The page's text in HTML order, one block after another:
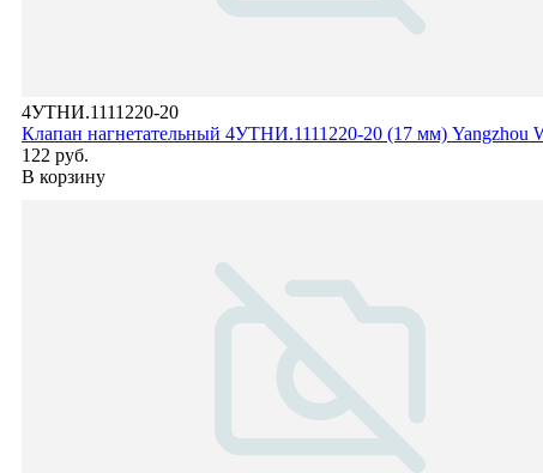
4УТНИ.1111220-20
Клапан нагнетательный 4УТНИ.1111220-20 (17 мм) Yangzhou
122 руб.
В корзину